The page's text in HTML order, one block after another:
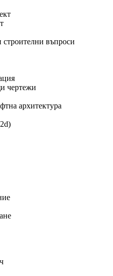
строителни въпроси
чертежи
архитектура